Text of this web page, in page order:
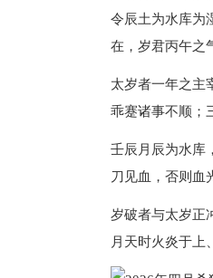
令辰土为水库为
在，岁君丙午之
太岁者一年之主
乖蹇诸事不顺；
壬辰月辰为水库
刀见血，否则血
岁破者与太岁正
月天时火炎于上